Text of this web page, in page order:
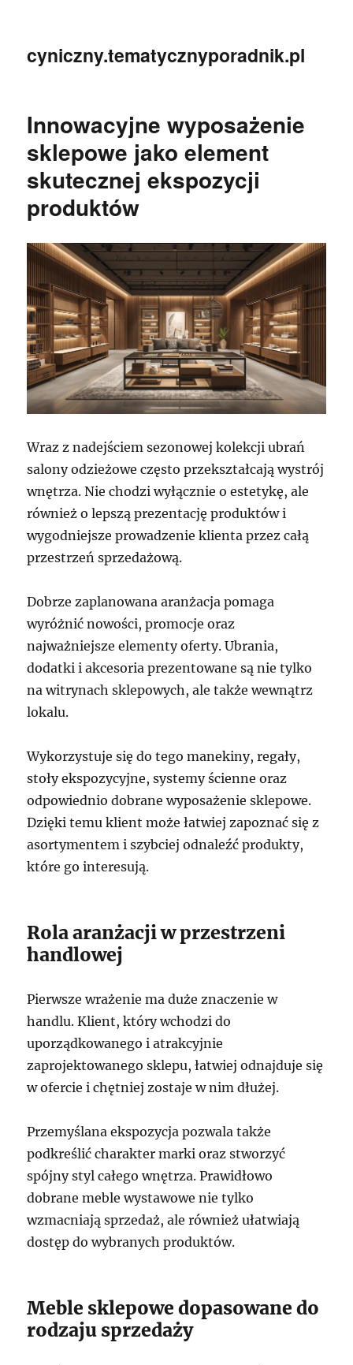
cyniczny.tematycznyporadnik.pl
Innowacyjne wyposażenie
sklepowe jako element
skutecznej ekspozycji
produktów
Wraz z nadejściem sezonowej kolekcji ubrań
salony odzieżowe często przekształcają wystrój
wnętrza. Nie chodzi wyłącznie o estetykę, ale
również o lepszą prezentację produktów i
wygodniejsze prowadzenie klienta przez całą
przestrzeń sprzedażową.
Dobrze zaplanowana aranżacja pomaga
wyróżnić nowości, promocje oraz
najważniejsze elementy oferty. Ubrania,
dodatki i akcesoria prezentowane są nie tylko
na witrynach sklepowych, ale także wewnątrz
lokalu.
Wykorzystuje się do tego manekiny, regały,
stoły ekspozycyjne, systemy ścienne oraz
odpowiednio dobrane wyposażenie sklepowe.
Dzięki temu klient może łatwiej zapoznać się z
asortymentem i szybciej odnaleźć produkty,
które go interesują.
Rola aranżacji w przestrzeni
handlowej
Pierwsze wrażenie ma duże znaczenie w
handlu. Klient, który wchodzi do
uporządkowanego i atrakcyjnie
zaprojektowanego sklepu, łatwiej odnajduje się
w ofercie i chętniej zostaje w nim dłużej.
Przemyślana ekspozycja pozwala także
podkreślić charakter marki oraz stworzyć
spójny styl całego wnętrza. Prawidłowo
dobrane meble wystawowe nie tylko
wzmacniają sprzedaż, ale również ułatwiają
dostęp do wybranych produktów.
Meble sklepowe dopasowane do
rodzaju sprzedaży